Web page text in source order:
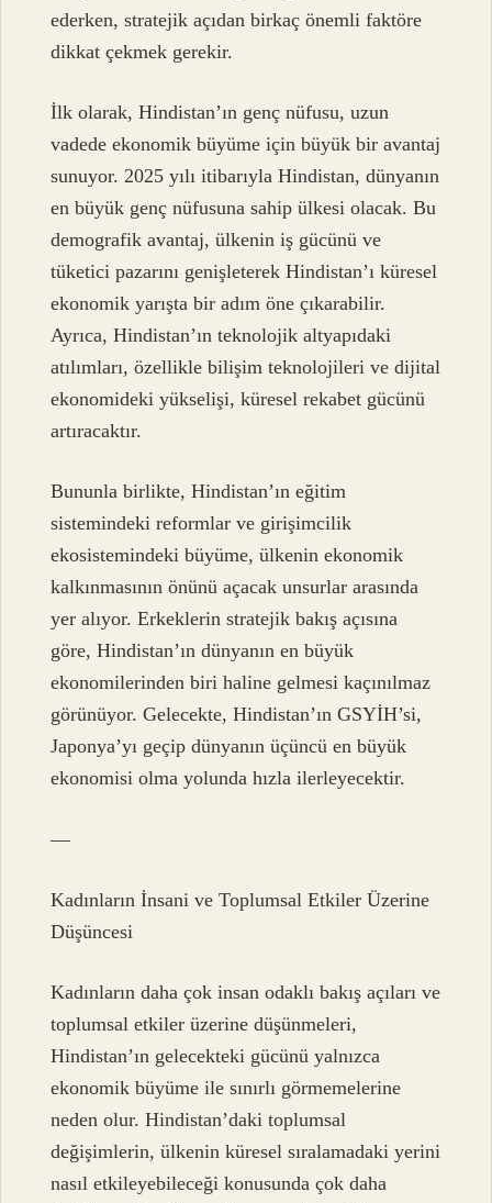
ederken, stratejik açıdan birkaç önemli faktöre
dikkat çekmek gerekir.
İlk olarak, Hindistan’ın genç nüfusu, uzun
vadede ekonomik büyüme için büyük bir avantaj
sunuyor. 2025 yılı itibarıyla Hindistan, dünyanın
en büyük genç nüfusuna sahip ülkesi olacak. Bu
demografik avantaj, ülkenin iş gücünü ve
tüketici pazarını genişleterek Hindistan’ı küresel
ekonomik yarışta bir adım öne çıkarabilir.
Ayrıca, Hindistan’ın teknolojik altyapıdaki
atılımları, özellikle bilişim teknolojileri ve dijital
ekonomideki yükselişi, küresel rekabet gücünü
artıracaktır.
Bununla birlikte, Hindistan’ın eğitim
sistemindeki reformlar ve girişimcilik
ekosistemindeki büyüme, ülkenin ekonomik
kalkınmasının önünü açacak unsurlar arasında
yer alıyor. Erkeklerin stratejik bakış açısına
göre, Hindistan’ın dünyanın en büyük
ekonomilerinden biri haline gelmesi kaçınılmaz
görünüyor. Gelecekte, Hindistan’ın GSYİH’si,
Japonya’yı geçip dünyanın üçüncü en büyük
ekonomisi olma yolunda hızla ilerleyecektir.
—
Kadınların İnsani ve Toplumsal Etkiler Üzerine
Düşüncesi
Kadınların daha çok insan odaklı bakış açıları ve
toplumsal etkiler üzerine düşünmeleri,
Hindistan’ın gelecekteki gücünü yalnızca
ekonomik büyüme ile sınırlı görmemelerine
neden olur. Hindistan’daki toplumsal
değişimlerin, ülkenin küresel sıralamadaki yerini
nasıl etkileyebileceği konusunda çok daha